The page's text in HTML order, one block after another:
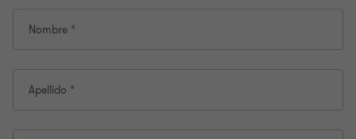
tipo
volverá
a
cargar
Nombre *
Apellido *